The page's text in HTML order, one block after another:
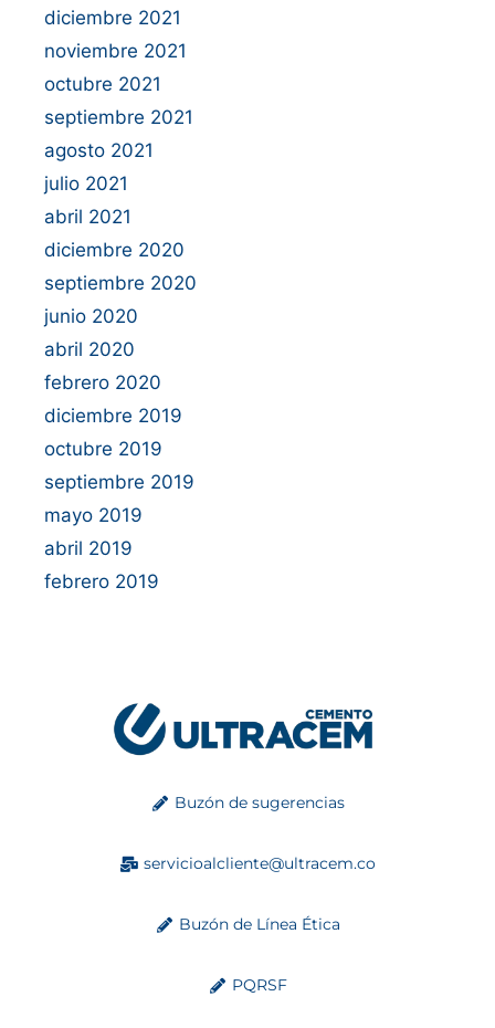
diciembre 2021
noviembre 2021
octubre 2021
septiembre 2021
agosto 2021
julio 2021
abril 2021
diciembre 2020
septiembre 2020
junio 2020
abril 2020
febrero 2020
diciembre 2019
octubre 2019
septiembre 2019
mayo 2019
abril 2019
febrero 2019
Buzón de sugerencias
servicioalcliente@ultracem.co
Buzón de Línea Ética
PQRSF